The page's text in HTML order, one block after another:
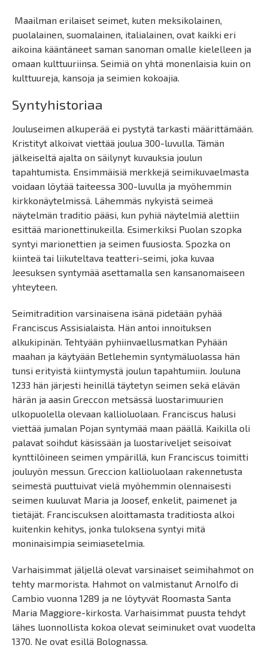
Maailman erilaiset seimet, kuten meksikolainen,
puolalainen, suomalainen, italialainen, ovat kaikki eri
aikoina kääntäneet saman sanoman omalle kielelleen ja
omaan kulttuuriinsa. Seimiä on yhtä monenlaisia kuin on
kulttuureja, kansoja ja seimien kokoajia.
Syntyhistoriaa
Jouluseimen alkuperää ei pystytä tarkasti määrittämään.
Kristityt alkoivat viettää joulua 300-luvulla. Tämän
jälkeiseltä ajalta on säilynyt kuvauksia joulun
tapahtumista. Ensimmäisiä merkkejä seimikuvaelmasta
voidaan löytää taiteessa 300-luvulla ja myöhemmin
kirkkonäytelmissä. Lähemmäs nykyistä seimeä
näytelmän traditio pääsi, kun pyhiä näytelmiä alettiin
esittää marionettinukeilla. Esimerkiksi Puolan szopka
syntyi marionettien ja seimen fuusiosta. Spozka on
kiinteä tai liikuteltava teatteri-seimi, joka kuvaa
Jeesuksen syntymää asettamalla sen kansanomaiseen
yhteyteen.
Seimitradition varsinaisena isänä pidetään pyhää
Franciscus Assisialaista. Hän antoi innoituksen
alkukipinän. Tehtyään pyhiinvaellusmatkan Pyhään
maahan ja käytyään Betlehemin syntymäluolassa hän
tunsi erityistä kiintymystä joulun tapahtumiin. Jouluna
1233 hän järjesti heinillä täytetyn seimen sekä elävän
härän ja aasin Greccon metsässä luostarimuurien
ulkopuolella olevaan kallioluolaan. Franciscus halusi
viettää jumalan Pojan syntymää maan päällä. Kaikilla oli
palavat soihdut käsissään ja luostariveljet seisoivat
kynttilöineen seimen ympärillä, kun Franciscus toimitti
jouluyön messun. Greccion kallioluolaan rakennetusta
seimestä puuttuivat vielä myöhemmin olennaisesti
seimen kuuluvat Maria ja Joosef, enkelit, paimenet ja
tietäjät. Franciscuksen aloittamasta traditiosta alkoi
kuitenkin kehitys, jonka tuloksena syntyi mitä
moninaisimpia seimiasetelmia.
Varhaisimmat jäljellä olevat varsinaiset seimihahmot on
tehty marmorista. Hahmot on valmistanut Arnolfo di
Cambio vuonna 1289 ja ne löytyvät Roomasta Santa
Maria Maggiore-kirkosta. Varhaisimmat puusta tehdyt
lähes luonnollista kokoa olevat seiminuket ovat vuodelta
1370. Ne ovat esillä Bolognassa.